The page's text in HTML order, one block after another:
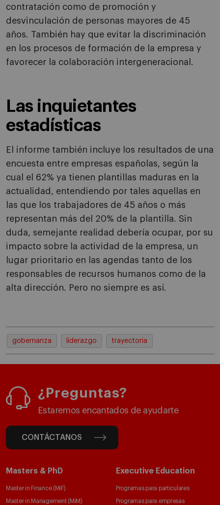
contratación como de promoción y
desvinculación de personas mayores de 45
años. También hay que evitar la discriminación
en los procesos de formación de la empresa y
favorecer la colaboración intergeneracional.
Las inquietantes
estadísticas
El informe también incluye los resultados de una
encuesta entre empresas españolas, según la
cual el 62% ya tienen plantillas maduras en la
actualidad, entendiendo por tales aquellas en
las que los trabajadores de 45 años o más
representan más del 20% de la plantilla. Sin
duda, semejante realidad debería ocupar, por su
impacto sobre la actividad de la empresa, un
lugar prioritario en las agendas tanto de los
responsables de recursos humanos como de la
alta dirección. Pero no siempre es así.
gobernanza liderazgo trayectoria
¿Preguntas?
Estaremos encantados de ayudarte
CONTÁCTANOS
Masters & PhD
Master in Finance (MiF)
Master in Management (MiM)
Executive Education
Programas para particulares
Programas para empresas